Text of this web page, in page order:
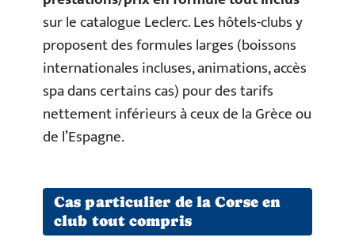
sur le catalogue Leclerc. Les hôtels-clubs y
proposent des formules larges (boissons
internationales incluses, animations, accès
spa dans certains cas) pour des tarifs
nettement inférieurs à ceux de la Grèce ou
de l’Espagne.
Cas particulier de la Corse en
club tout compris